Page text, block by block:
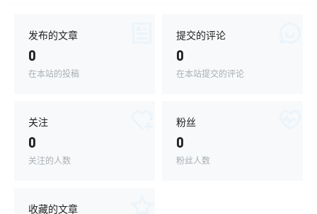
发布的文章
0
在本站的投稿
提交的评论
0
在本站提交的评论
关注
0
关注的人数
粉丝
0
粉丝人数
收藏的文章